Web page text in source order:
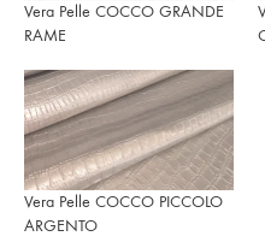
Vera Pelle COCCO GRANDE
RAME
Vera Pelle COCCO PICCOLO
ARGENTO